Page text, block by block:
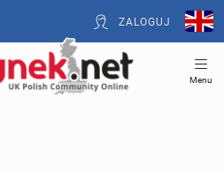
ZALOGUJ
Menu